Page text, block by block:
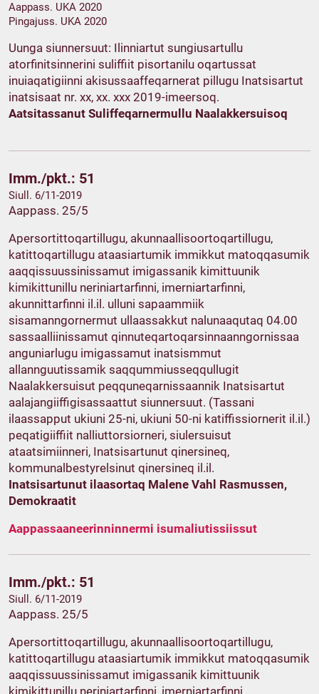
Aappass. UKA 2020
Pingajuss. UKA 2020
Uunga siunnersuut: Ilinniartut sungiusartullu
atorfinitsinnerini suliffiit pisortanilu oqartussat
inuiaqatigiinni akisussaaffeqarnerat pillugu Inatsisartut
inatsisaat nr. xx, xx. xxx 2019-imeersoq.
Aatsitassanut Suliffeqarnermullu Naalakkersuisoq
Imm./pkt.: 51
Siull. 6/11-2019
Aappass. 25/5
Apersortittoqartillugu, akunnaallisoortoqartillugu,
katittoqartillugu ataasiartumik immikkut matoqqasumik
aaqqissuussinissamut imigassanik kimittuunik
kimikittunillu neriniartarfinni, imerniartarfinni,
akunnittarfinni il.il. ulluni sapaammiik
sisamanngornermut ullaassakkut nalunaaqutaq 04.00
sassaalliinissamut qinnuteqartoqarsinnaanngornissaa
anguniarlugu imigassamut inatsismmut
allannguutissamik saqqummiusseqqullugit
Naalakkersuisut peqquneqarnissaannik Inatsisartut
aalajangiiffigisassaattut siunnersuut. (Tassani
ilaassapput ukiuni 25-ni, ukiuni 50-ni katiffissiornerit il.il.)
peqatigiiffiit nalliuttorsiorneri, siulersuisut
ataatsimiinneri, Inatsisartunut qinersineq,
kommunalbestyrelsinut qinersineq il.il.
Inatsisartunut ilaasortaq Malene Vahl Rasmussen,
Demokraatit
Aappassaaneerinninnermi isumaliutissiissut
Imm./pkt.: 51
Siull. 6/11-2019
Aappass. 25/5
Apersortittoqartillugu, akunnaallisoortoqartillugu,
katittoqartillugu ataasiartumik immikkut matoqqasumik
aaqqissuussinissamut imigassanik kimittuunik
kimikittunillu neriniartarfinni, imerniartarfinni,